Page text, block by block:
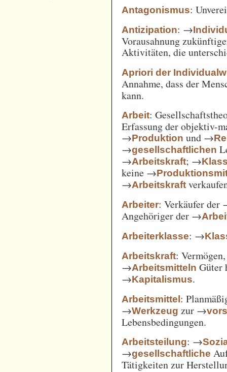
Antagonismus:
Antizipation: →
Vorausahnung
Aktivitäten, die
Apriori der
Annahme, dass der
kann.
Arbeit:
Erfassung der objektiv-
→Produktion und →
→gesellschaftlichen
→Arbeitskraft; →
keine →
→Arbeitskraft
Arbeiter: Verkäufer der
Angehöriger der →
Arbeiterklasse: →
Arbeitskraft:
→Arbeitsmitteln Güter
→Kapitalismus.
Arbeitsmittel:
→Werkzeug zur →
Lebensbedingungen.
Arbeitsteilung: →
→gesellschaftliche
Tätigkeiten zur